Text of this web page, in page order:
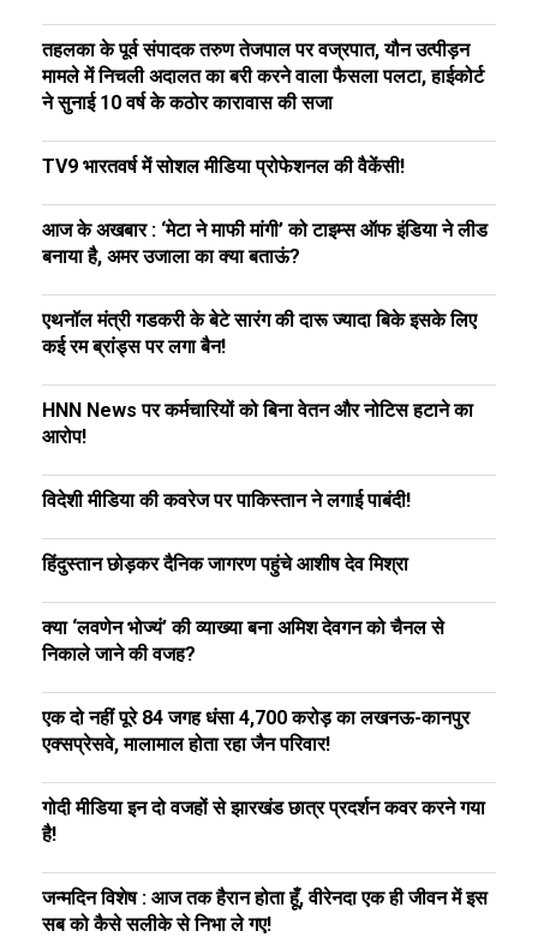
तहलका के पूर्व संपादक तरुण तेजपाल पर वज्रपात, यौन उत्पीड़न
मामले में निचली अदालत का बरी करने वाला फैसला पलटा, हाईकोर्ट
ने सुनाई 10 वर्ष के कठोर कारावास की सजा
TV9 भारतवर्ष में सोशल मीडिया प्रोफेशनल की वैकेंसी!
आज के अखबार : ‘मेटा ने माफी मांगी’ को टाइम्स ऑफ इंडिया ने लीड
बनाया है, अमर उजाला का क्या बताऊं?
एथनॉल मंत्री गडकरी के बेटे सारंग की दारू ज्यादा बिके इसके लिए
कई रम ब्रांड्स पर लगा बैन!
HNN News पर कर्मचारियों को बिना वेतन और नोटिस हटाने का
आरोप!
विदेशी मीडिया की कवरेज पर पाकिस्तान ने लगाई पाबंदी!
हिंदुस्तान छोड़कर दैनिक जागरण पहुंचे आशीष देव मिश्रा
क्या ‘लवणेन भोज्यं’ की व्याख्या बना अमिश देवगन को चैनल से
निकाले जाने की वजह?
एक दो नहीं पूरे 84 जगह धंसा ₹4,700 करोड़ का लखनऊ-कानपुर
एक्सप्रेसवे, मालामाल होता रहा जैन परिवार!
गोदी मीडिया इन दो वजहों से झारखंड छात्र प्रदर्शन कवर करने गया
है!
जन्मदिन विशेष : आज तक हैरान होता हूँ, वीरेनदा एक ही जीवन में इस
सब को कैसे सलीके से निभा ले गए!